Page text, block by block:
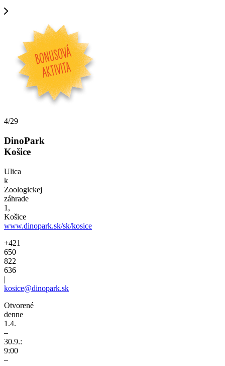
4/29
DinoPark
Košice
Ulica
k
Zoologickej
záhrade
1,
Košice
www.dinopark.sk/sk/kosice
+421
650
822
636
|
kosice@dinopark.sk
Otvorené
denne
1.4.
–
30.9.:
9:00
–